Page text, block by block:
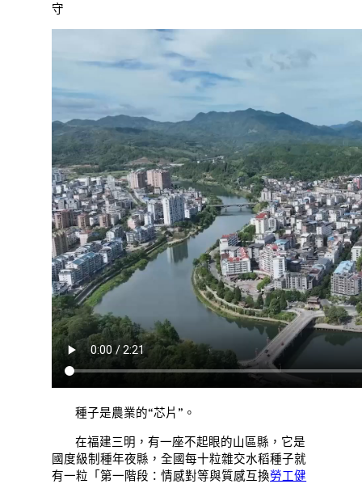
守
種子是農業的“芯片”。
在福建三明，有一座不起眼的山區縣，它是
國度級制種年夜縣，全國每十粒雜交水稻種子就
有一粒「第一階段：情感對等與質感互換勞工健